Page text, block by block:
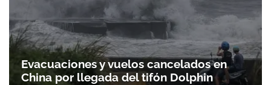
Evacuaciones y vuelos cancelados en
China por llegada del tifón Dolphin